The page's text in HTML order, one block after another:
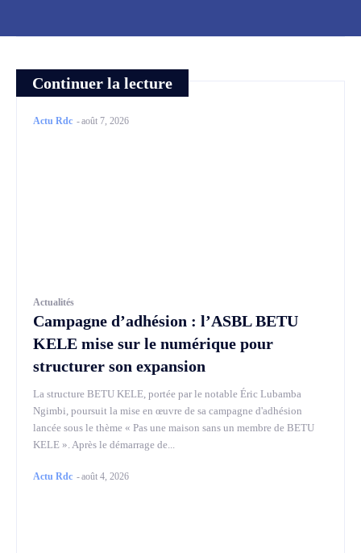
Continuer la lecture
Actu Rdc -août 7, 2026
Actualités
Campagne d’adhésion : l’ASBL BETU
KELE mise sur le numérique pour
structurer son expansion
La structure BETU KELE, portée par le notable Éric Lubamba
Ngimbi, poursuit la mise en œuvre de sa campagne d'adhésion
lancée sous le thème « Pas une maison sans un membre de BETU
KELE ». Après le démarrage de...
Actu Rdc -août 4, 2026